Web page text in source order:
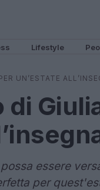
Lifestyle
UN’ESTATE
essere
per